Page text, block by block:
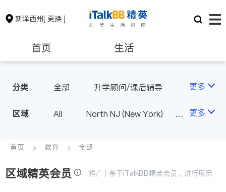
新泽西州[ 更换 ]
首页 生活
保险理财 房地产租售
银行贷款
建筑装修 教育
分类 全部 升学顾问/课后辅导 更多
区域 All
North NJ (New York)
更多
首页 教育 全部
区域精英会员 推广 | 基于iTalkBB精英会员，进行展示